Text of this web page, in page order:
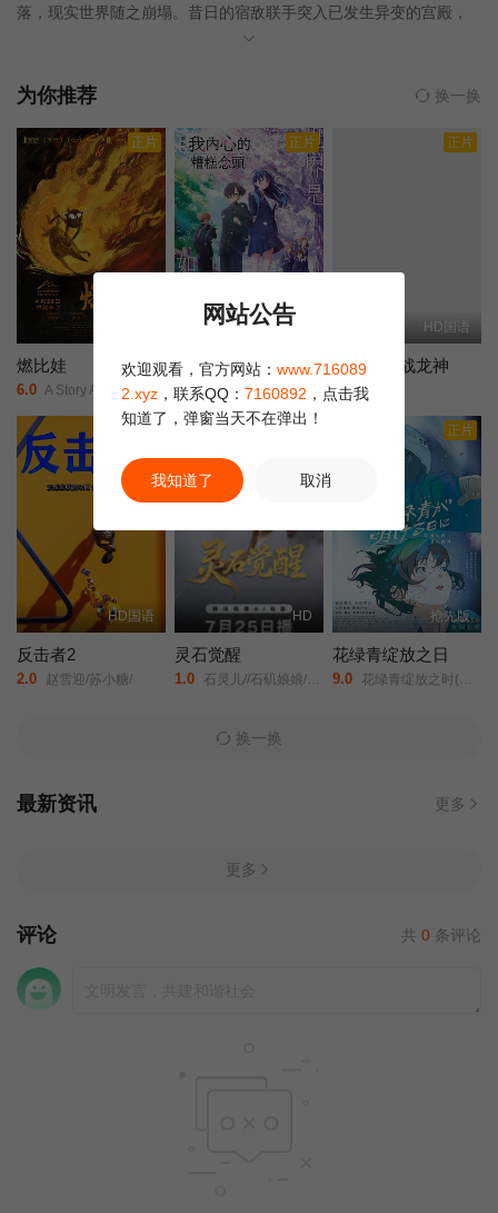
落，现实世界随之崩塌。昔日的宿敌联手突入已发生异变的宫殿，
为你推荐 换一换
正片
燃比娃
6.0 A Story About Fire/
正片
HD中字
我心里危险的东西剧场版
2.0 剧场版/我内心的糟糕念头(台)/The Dangers in My Heart: The Movie/
正片
HD国语
哪吒之决战龙神
6.0 未知/
HD国语
反击者2
2.0 赵雪迎/苏小糖/
正片
HD
灵石觉醒
1.0 石灵儿//石矶娘娘/太白金星/牛魔王/
正片
抢先版
花绿青绽放之日
9.0 花绿青绽放之时(港/台)/新的黎明/A New Dawn/Une aube nouvelle/
换一换
最新资讯 更多
更多
评论 共 0 条评论
网站公告
欢迎观看，官方网站： www.716089
2.xyz ，联系QQ： 7160892 ，点击我
知道了，弹窗当天不在弹出！
我知道了 取消